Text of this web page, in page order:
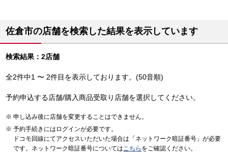
佐倉市の店舗を検索した結果を表示しています
検索結果：2店舗
全2件中1 〜 2件目を表示しております。(50音順)
予約申込する店舗/購入商品受取り店舗を選択してください。
申し込み後に店舗を変更することはできません。
予約手続きにはログインが必要です。
ドコモ回線にてアクセスいただいた場合は「ネットワーク暗証番号」が必要
です。ネットワーク暗証番号についてはこちら をご確認ください。